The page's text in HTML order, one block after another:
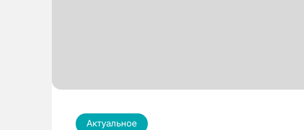
Актуальное